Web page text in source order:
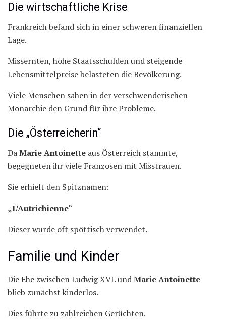
Die wirtschaftliche Krise
Frankreich befand sich in einer schweren finanziellen
Lage.
Missernten, hohe Staatsschulden und steigende
Lebensmittelpreise belasteten die Bevölkerung.
Viele Menschen sahen in der verschwenderischen
Monarchie den Grund für ihre Probleme.
Die „Österreicherin“
DaMarie Antoinette aus Österreich stammte,
begegneten ihr viele Franzosen mit Misstrauen.
Sie erhielt den Spitznamen:
„L’Autrichienne“
Dieser wurde oft spöttisch verwendet.
Familie und Kinder
Die Ehe zwischen Ludwig XVI. undMarie Antoinette
blieb zunächst kinderlos.
Dies führte zu zahlreichen Gerüchten.